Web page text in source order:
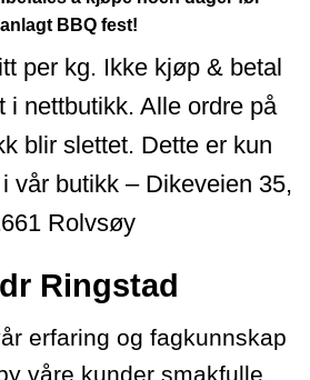
BBQ fest!
per kg. Ikke kjøp & betal
i nettbutikk. Alle ordre på
blir slettet. Dette er kun
vår butikk – Dikeveien 35,
Rolvsøy
Ringstad
erfaring og fagkunnskap
våre kunder smakfulle,